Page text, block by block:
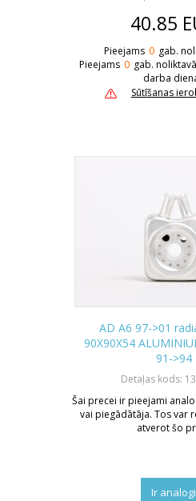
40.85
Pieejams 0 gab.
Pieejams 0 gab.
darba
Sūtīšanas
AD A6 97->01
90X90X54
91->94
Detaļas kods:
Šai precei ir pieejami
vai piegādātāja. Tos var
atverot šo
Ir analogi